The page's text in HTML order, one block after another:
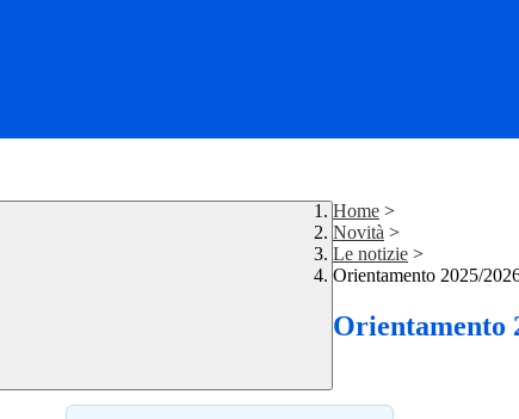
Home >
Novità >
Le notizie >
Orientamento 2025/
Orientamento